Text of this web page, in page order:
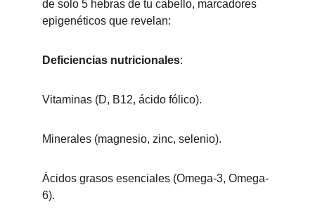
de solo 5 hebras de tu cabello, marcadores
epigenéticos que revelan:
Deficiencias nutricionales:
Vitaminas (D, B12, ácido fólico).
Minerales (magnesio, zinc, selenio).
Ácidos grasos esenciales (Omega-3, Omega-
6).